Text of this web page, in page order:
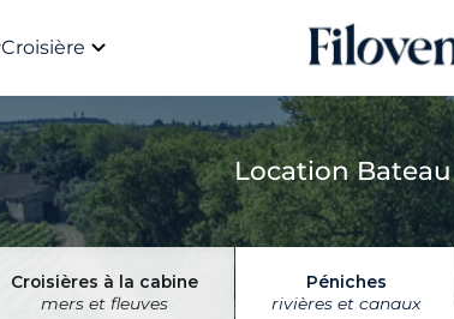
Croisière
Location
Croisières à la cabine
mers et fleuves
Péniches
rivières et canaux